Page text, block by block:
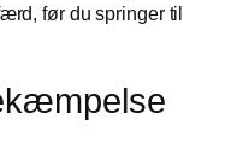
før du springer til